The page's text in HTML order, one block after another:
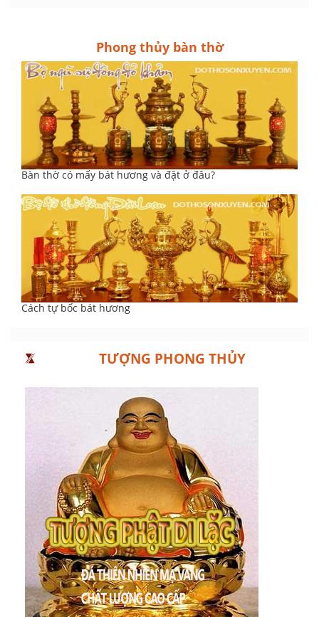
Phong thủy bàn thờ
Bàn thờ có mấy bát hương và đặt ở đâu?
Cách tự bốc bát hương
TƯỢNG PHONG THỦY